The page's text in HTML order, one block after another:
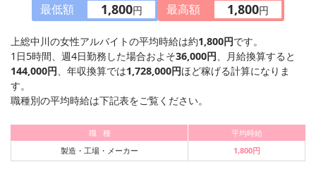
最低額 1,800円 最高額 1,800円
上総中川の女性アルバイトの平均時給は約1,800円です。
1日5時間、週4日勤務した場合およそ36,000円、月給換算すると
144,000円、年収換算では1,728,000円ほど稼げる計算になりま
す。
職種別の平均時給は下記表をご覧ください。
職 種
平均時給
製造・工場・メーカー
1,800円